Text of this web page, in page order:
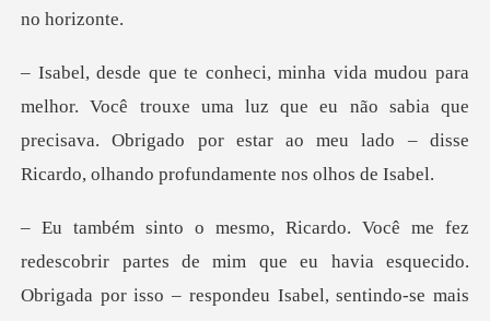
rouxe uma luz que eu não sabia que
precisava. Obrigado por estar ao
partes de mim que eu havia esquecido.
Obrigada por isso – re